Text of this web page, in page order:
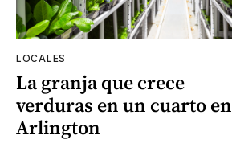
LOCALES
La granja que crece
verduras en un cuarto en
Arlington